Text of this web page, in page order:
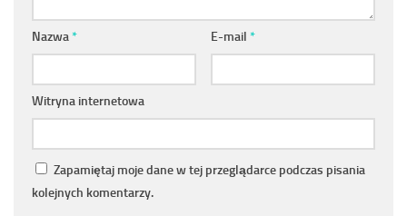
Nazwa* E-mail *
Witryna internetowa
Zapamiętaj moje dane w tej przeglądarce podczas pisania
kolejnych komentarzy.